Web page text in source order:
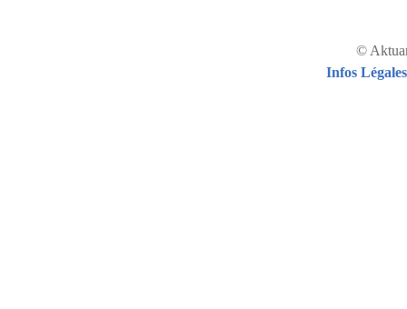
©
Infos Légales